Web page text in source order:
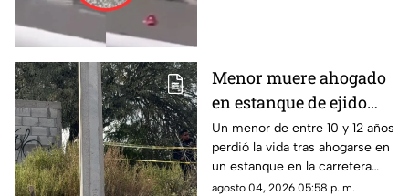
Menor muere ahogado
en estanque de ejido
Hormiguero; su madre
y su hermana sacaron
el cuerpo
Un menor de entre 10 y 12 años
perdió la vida tras ahogarse en
un estanque en la carretera
Torreón-San Pedro a la altura
agosto 04, 2026 05:58 p. m.